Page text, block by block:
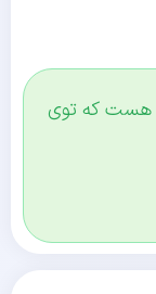
هست که توی